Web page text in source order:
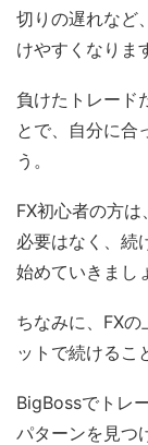
切りの遅れなど
けやすくなりま
負けたトレード
とで、自分に合
う。
FX初心者の方
必要はなく、続
始めていきまし
ちなみに、FX
ットで続けるこ
BigBossでトレ
パターンを見つ